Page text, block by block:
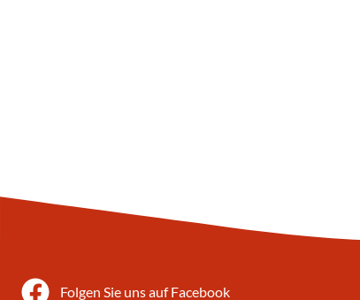
Folgen Sie uns auf Facebook